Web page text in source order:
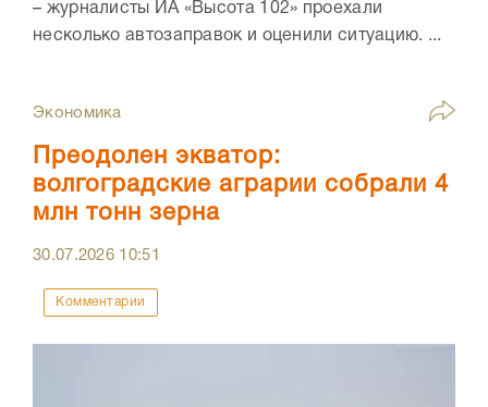
– журналисты ИА «Высота 102» проехали
несколько автозаправок и оценили ситуацию. ...
Экономика
Преодолен экватор:
волгоградские аграрии собрали 4
млн тонн зерна
30.07.2026 10:51
Комментарии